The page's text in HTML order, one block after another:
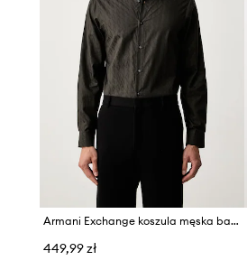
Armani Exchange koszula męska bawełniana
449,99 zł